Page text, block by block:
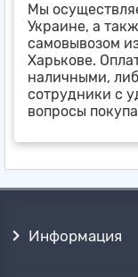
Мы
Украине, а
самовывозом
Харькове.
наличными,
сотрудники с
вопросы
Информация